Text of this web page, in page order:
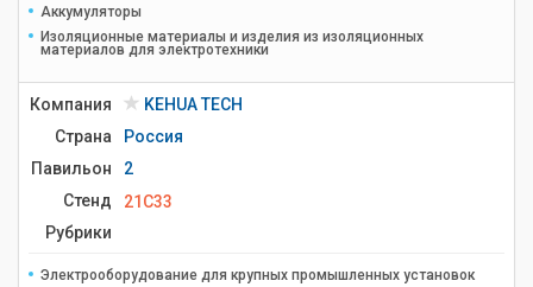
Аккумуляторы
Изоляционные материалы и изделия из изоляционных
материалов для электротехники
Компания
KEHUA TECH
Страна
Россия
Павильон
2
Стенд
21C33
Рубрики
Электрооборудование для крупных промышленных установок